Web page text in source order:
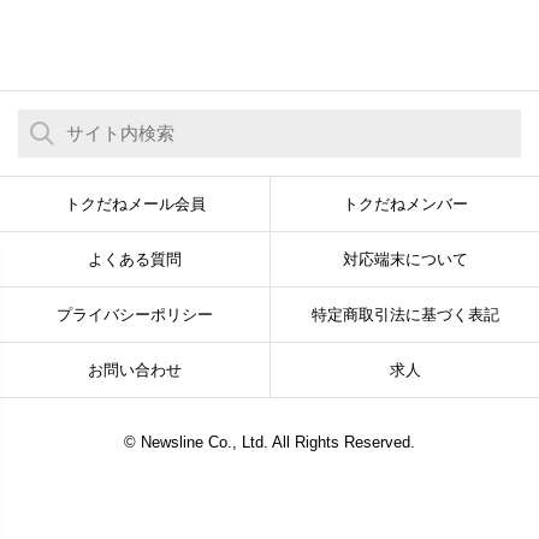
トクだねメール会員 トクだねメンバー
よくある質問 対応端末について
プライバシーポリシー 特定商取引法に基づく表記
お問い合わせ 求人
© Newsline Co., Ltd. All Rights Reserved.